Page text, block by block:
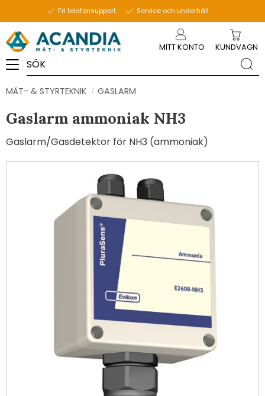
Fri telefonsupport Service och underhåll
MITT KONTO KUNDVAGN
MÄT- & STYRTEKNIK GASLARM
Gaslarm ammoniak NH3
Gaslarm/Gasdetektor för NH3 (ammoniak)